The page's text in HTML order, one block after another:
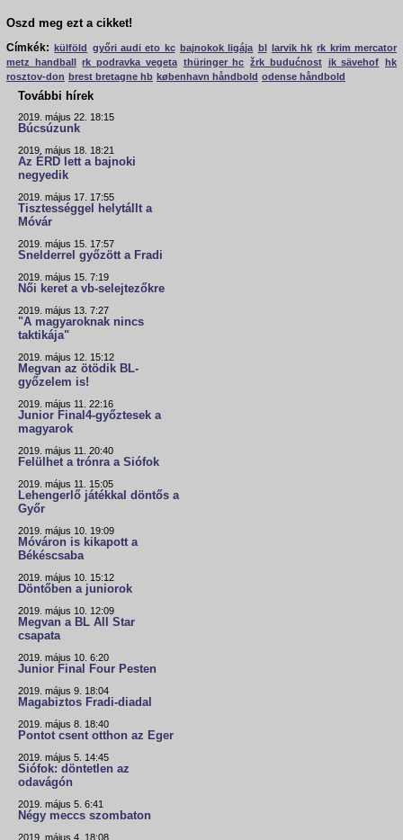
Oszd meg ezt a cikket!
Címkék: külföld győri audi eto kc bajnokok ligája bl larvik hk rk krim mercator
metz handball rk podravka vegeta thüringer hc žrk budućnost ik sävehof hk
rosztov-don brest bretagne hb københavn håndbold odense håndbold
További hírek
2019. május 22. 18:15
Búcsúzunk
2019. május 18. 18:21
Az ÉRD lett a bajnoki
negyedik
2019. május 17. 17:55
Tisztességgel helytállt a
Móvár
2019. május 15. 17:57
Snelderrel győzött a Fradi
2019. május 15. 7:19
Női keret a vb-selejtezőkre
2019. május 13. 7:27
"A magyaroknak nincs
taktikája"
2019. május 12. 15:12
Megvan az ötödik BL-
győzelem is!
2019. május 11. 22:16
Junior Final4-győztesek a
magyarok
2019. május 11. 20:40
Felülhet a trónra a Siófok
2019. május 11. 15:05
Lehengerlő játékkal döntős a
Győr
2019. május 10. 19:09
Móváron is kikapott a
Békéscsaba
2019. május 10. 15:12
Döntőben a juniorok
2019. május 10. 12:09
Megvan a BL All Star
csapata
2019. május 10. 6:20
Junior Final Four Pesten
2019. május 9. 18:04
Magabiztos Fradi-diadal
2019. május 8. 18:40
Pontot csent otthon az Eger
2019. május 5. 14:45
Siófok: döntetlen az
odavágón
2019. május 5. 6:41
Négy meccs szombaton
2019. május 4. 18:08